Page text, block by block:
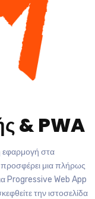
& PWA
εφαρμογή στα
μια πλήρως
Progressive Web App
την ιστοσελίδα